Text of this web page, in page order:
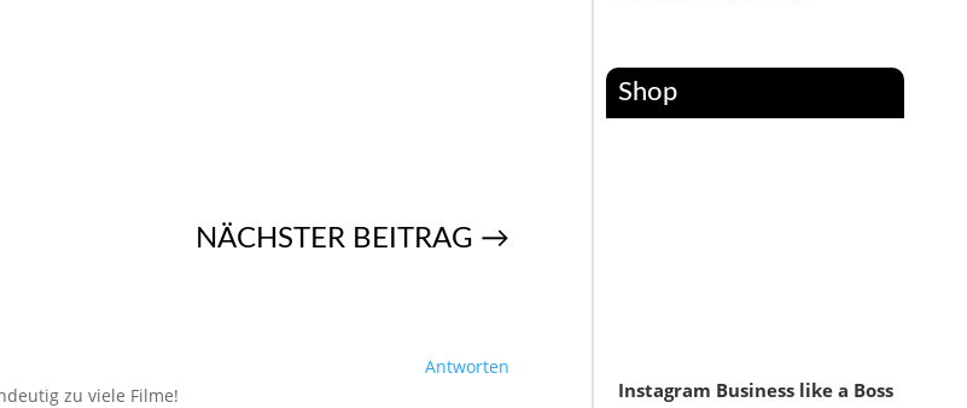
NÄCHSTER BEITRAG →
zu viele Filme!
Antworten
Shop
Instagram Business like a Boss